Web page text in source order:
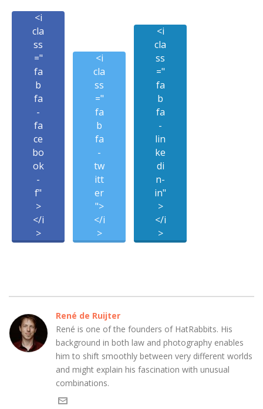
<i
cla
ss
="
fa
b
fa
-
fa
ce
bo
ok
-
f"
>
</i
>
<i
cla
ss
="
fa
b
fa
-
tw
itt
er
">
</i
>
<i
cla
ss
="
fa
b
fa
-
lin
ke
di
n-
in"
>
</i
>
René de Ruijter
René is one of the founders of HatRabbits. His
background in both law and photography enables
him to shift smoothly between very different worlds
and might explain his fascination with unusual
combinations.